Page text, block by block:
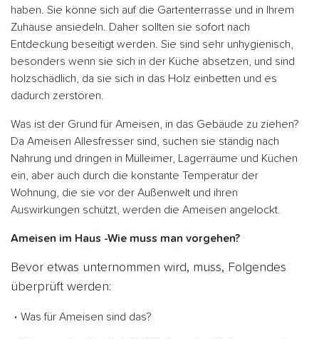
haben. Sie könne sich auf die Gartenterrasse und in Ihrem
Zuhause ansiedeln. Daher sollten sie sofort nach
Entdeckung beseitigt werden. Sie sind sehr unhygienisch,
besonders wenn sie sich in der Küche absetzen, und sind
holzschädlich, da sie sich in das Holz einbetten und es
dadurch zerstören.
Was ist der Grund für Ameisen, in das Gebäude zu ziehen?
Da Ameisen Allesfresser sind, suchen sie ständig nach
Nahrung und dringen in Mülleimer, Lagerräume und Küchen
ein, aber auch durch die konstante Temperatur der
Wohnung, die sie vor der Außenwelt und ihren
Auswirkungen schützt, werden die Ameisen angelockt.
Ameisen im Haus -Wie muss man vorgehen?
Bevor etwas unternommen wird, muss, Folgendes
überprüft werden:
Was für Ameisen sind das?